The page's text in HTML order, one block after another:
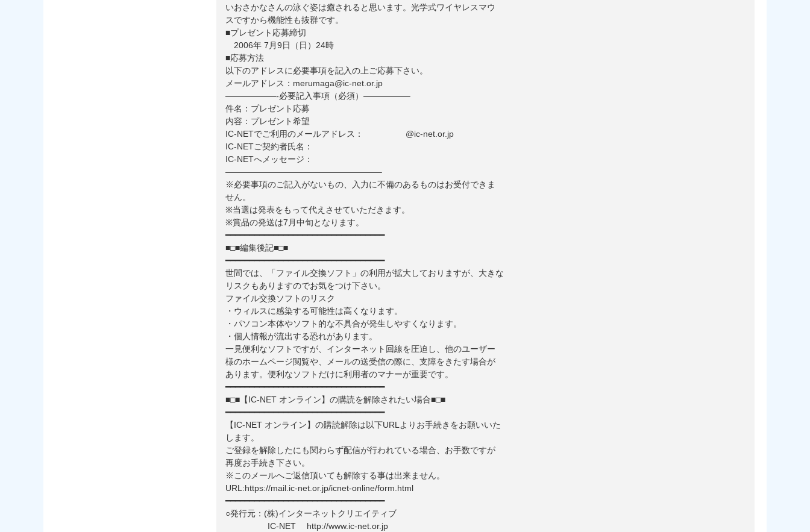
いおさかなさんの泳ぐ姿は癒されると思います。光学式ワイヤレスマウ
スですから機能性も抜群です。
■プレゼント応募締切
2006年 7月9日（日）24時
■応募方法
以下のアドレスに必要事項を記入の上ご応募下さい。
メールアドレス：merumaga@ic-net.or.jp
——————-必要記入事項（必須）—————–
件名：プレゼント応募
内容：プレゼント希望
IC-NETでご利用のメールアドレス： @ic-net.or.jp
IC-NETご契約者氏名：
IC-NETへメッセージ：
——————————————————–
※必要事項のご記入がないもの、入力に不備のあるものはお受付できま
せん。
※当選は発表をもって代えさせていただきます。
※賞品の発送は7月中旬となります。
━━━━━━━━━━━━━━━━━━━━━━━━━━━━━━━━━
■□■編集後記■□■
━━━━━━━━━━━━━━━━━━━━━━━━━━━━━━━━━
世間では、「ファイル交換ソフト」の利用が拡大しておりますが、大きな
リスクもありますのでお気をつけ下さい。
ファイル交換ソフトのリスク
・ウィルスに感染する可能性は高くなります。
・パソコン本体やソフト的な不具合が発生しやすくなります。
・個人情報が流出する恐れがあります。
一見便利なソフトですが、インターネット回線を圧迫し、他のユーザー
様のホームページ閲覧や、メールの送受信の際に、支障をきたす場合が
あります。便利なソフトだけに利用者のマナーが重要です。
━━━━━━━━━━━━━━━━━━━━━━━━━━━━━━━━━
■□■【IC-NET オンライン】の購読を解除されたい場合■□■
━━━━━━━━━━━━━━━━━━━━━━━━━━━━━━━━━
【IC-NET オンライン】の購読解除は以下URLよりお手続きをお願いいた
します。
ご登録を解除したにも関わらず配信が行われている場合、お手数ですが
再度お手続き下さい。
※このメールへご返信頂いても解除する事は出来ません。
URL:https://mail.ic-net.or.jp/icnet-online/form.html
━━━━━━━━━━━━━━━━━━━━━━━━━━━━━━━━━
○発行元：(株)インターネットクリエイティブ
IC-NET http://www.ic-net.or.jp